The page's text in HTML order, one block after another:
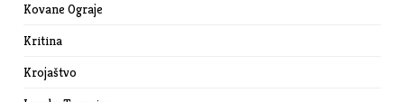
Kovane Ograje
Kritina
Krojaštvo